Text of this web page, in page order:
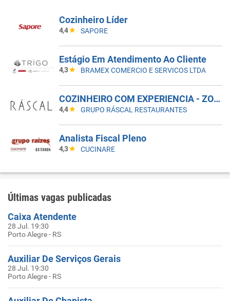
Cozinheiro Líder
4,4 SAPORE
Estágio Em Atendimento Ao Cliente
4,3 BRAMEX COMERCIO E SERVICOS LTDA
COZINHEIRO COM EXPERIENCIA - ZONA SUL - GRUPO RASCAL
4,4 GRUPO RÁSCAL RESTAURANTES
Analista Fiscal Pleno
4,3 CUCINARE
Últimas vagas publicadas
Caixa Atendente
28 Jul. 19:30
Porto Alegre - RS
Auxiliar De Serviços Gerais
28 Jul. 19:30
Porto Alegre - RS